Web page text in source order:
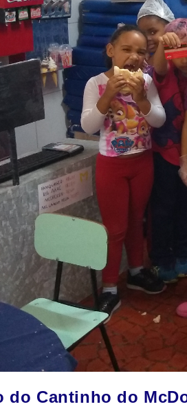
do Cantinho do